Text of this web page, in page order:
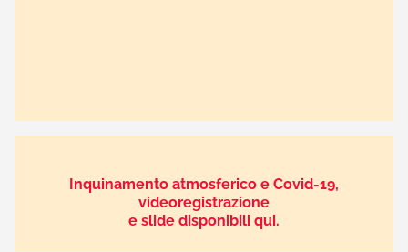
Inquinamento atmosferico e Covid-19,
videoregistrazione
e slide disponibili qui.